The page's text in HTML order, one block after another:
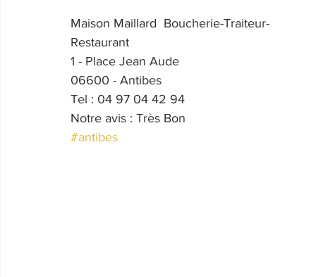
Maison Maillard  Boucherie-Traiteur-
Restaurant
1 - Place Jean Aude
06600 - Antibes
Tel : 04 97 04 42 94
Notre avis : Très Bon
#antibes